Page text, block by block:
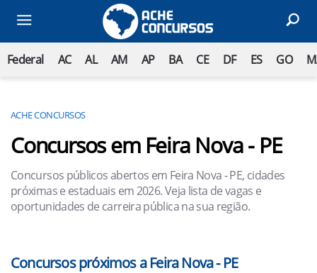
Federal AC AL AM AP BA CE DF ES GO
ACHE CONCURSOS
Concursos em Feira Nova - PE
Concursos públicos abertos em Feira Nova - PE, cidades
próximas e estaduais em 2026. Veja lista de vagas e
oportunidades de carreira pública na sua região.
Concursos próximos a Feira Nova - PE